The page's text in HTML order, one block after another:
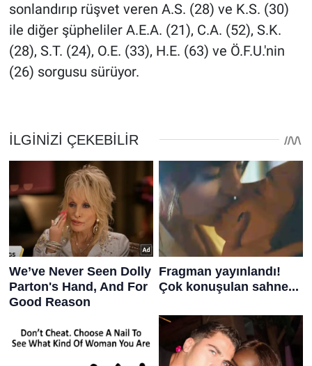
sonlandırıp rüşvet veren A.S. (28) ve K.S. (30)
ile diğer şüpheliler A.E.A. (21), C.A. (52), S.K.
(28), S.T. (24), O.E. (33), H.E. (63) ve Ö.F.U.'nin
(26) sorgusu sürüyor.